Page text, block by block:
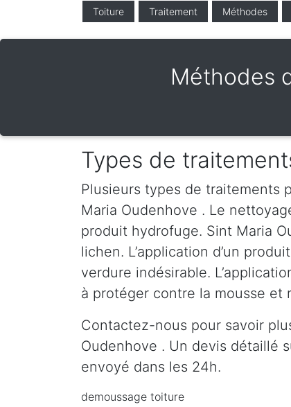
Toiture Traitement Méthodes
Méthodes
Types de
Plusieurs types de traitements
Maria Oudenhove . Le
produit hydrofuge. Sint Maria
lichen. L’application d’un
verdure indésirable.
à protéger contre la mousse
Contactez-nous pour savoir
Oudenhove . Un devis détaillé
envoyé dans les 24h.
demoussage toiture